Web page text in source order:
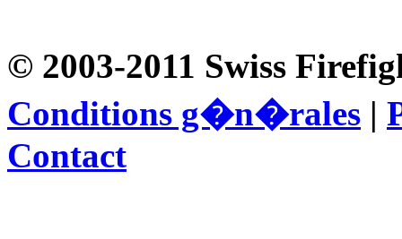
© 2003-2011 Swiss
Conditions g�n�rales |
Contact